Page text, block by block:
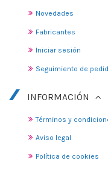
Novedades
Fabricantes
Iniciar sesión
Seguimiento de
INFORMACIÓN
Términos y
Aviso legal
Política de cookies